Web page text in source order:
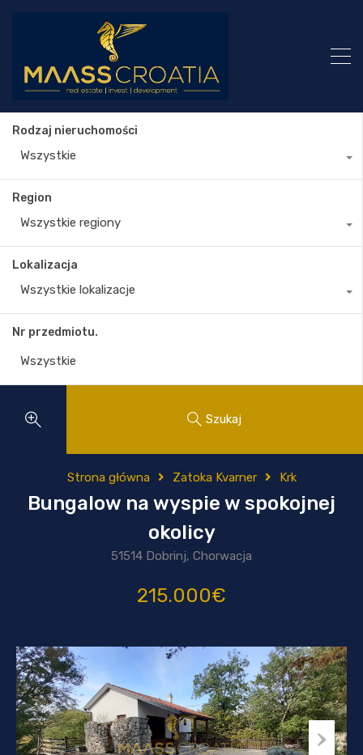
Rodzaj nieruchomości
Wszystkie
Region
Wszystkie regiony
Lokalizacja
Wszystkie lokalizacje
Nr przedmiotu.
Szukaj
Strona główna Zatoka Kvarner Krk
Bungalow na wyspie w spokojnej
okolicy
51514 Dobrinj, Chorwacja
215.000€